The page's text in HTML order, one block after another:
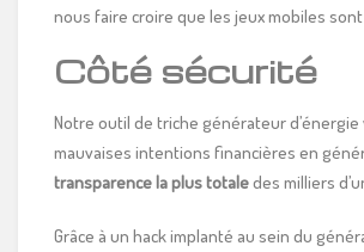
nous faire croire que les jeux mobiles
Côté sécurité
Notre outil de triche générateur d’énergie
mauvaises intentions financières en
transparence la plus totaledes milliers
Grâce à un hack implanté au sein du